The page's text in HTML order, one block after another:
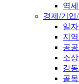
역
경제/기업
일
지
공
소
강
골